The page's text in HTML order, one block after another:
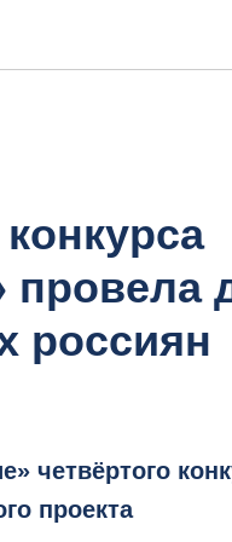
россиян
четвёртого
проекта